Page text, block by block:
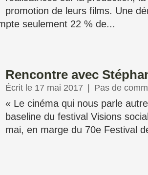
promotion de leurs films. Une
seulement 22 % de...
Rencontre avec
Écrit le 17 mai 2017 Pas de
« Le cinéma qui nous parle
baseline du festival Visions
mai, en marge du 70e Festival